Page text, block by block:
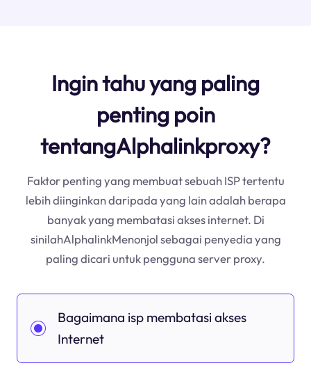
Ingin tahu yang paling
penting poin
tentangAlphalinkproxy?
Faktor penting yang membuat sebuah ISP tertentu
lebih diinginkan daripada yang lain adalah berapa
banyak yang membatasi akses internet. Di
sinilahAlphalinkMenonjol sebagai penyedia yang
paling dicari untuk pengguna server proxy.
Bagaimana isp membatasi akses
Internet